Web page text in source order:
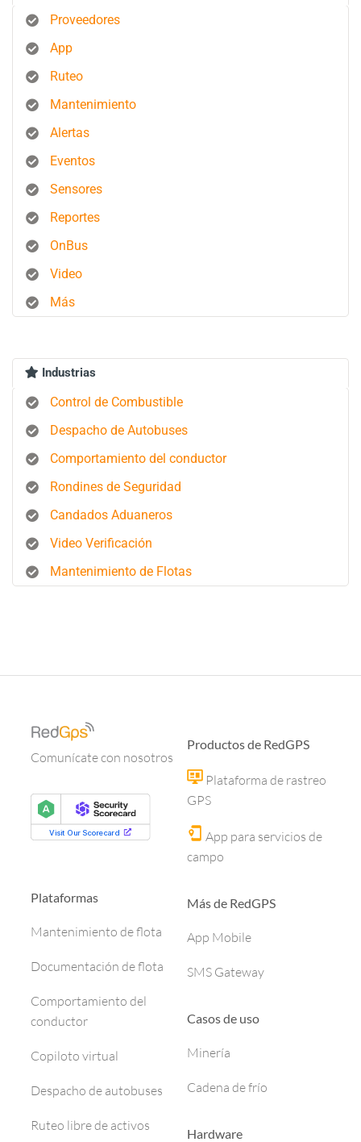
Proveedores
App
Ruteo
Mantenimiento
Alertas
Eventos
Sensores
Reportes
OnBus
Video
Más
Industrias
Control de Combustible
Despacho de Autobuses
Comportamiento del conductor
Rondines de Seguridad
Candados Aduaneros
Video Verificación
Mantenimiento de Flotas
Comunícate con nosotros
Plataformas
Mantenimiento de flota
Documentación de flota
Comportamiento del
conductor
Copiloto virtual
Despacho de autobuses
Ruteo libre de activos
Productos de RedGPS
Plataforma de rastreo
GPS
App para servicios de
campo
Más de RedGPS
App Mobile
SMS Gateway
Casos de uso
Minería
Cadena de frío
Hardware